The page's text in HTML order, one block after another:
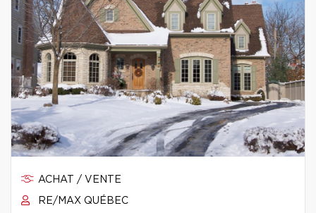
ACHAT / VENTE
RE/MAX QUÉBEC